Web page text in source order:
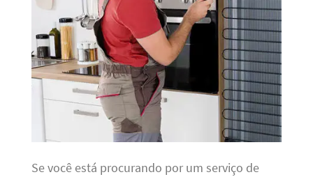
Se você está procurando por um serviço de